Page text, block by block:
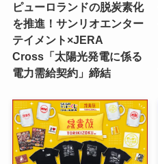
ピューロランドの脱炭素化
を推進！サンリオエンター
テイメント×JERA
Cross「太陽光発電に係る
電力需給契約」締結